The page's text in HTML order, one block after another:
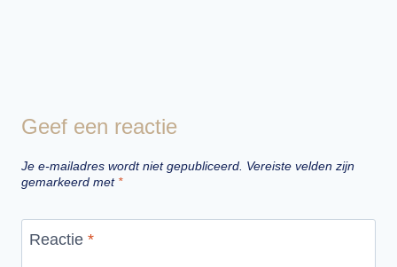
Geef een reactie
Je e-mailadres wordt niet gepubliceerd. Vereiste velden zijn
gemarkeerd met *
Reactie *